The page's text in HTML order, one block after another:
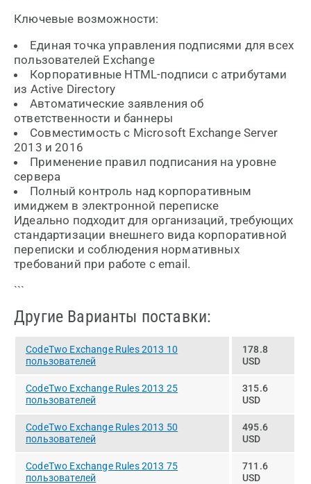
Ключевые возможности:
Единая точка управления подписями для всех
пользователей Exchange
Корпоративные HTML-подписи с атрибутами
из Active Directory
Автоматические заявления об
ответственности и баннеры
Совместимость с Microsoft Exchange Server
2013 и 2016
Применение правил подписания на уровне
сервера
Полный контроль над корпоративным
имиджем в электронной переписке
Идеально подходит для организаций, требующих
стандартизации внешнего вида корпоративной
переписки и соблюдения нормативных
требований при работе с email.
```
Другие Варианты поставки:
CodeTwo Exchange Rules 2013 10
пользователей
178.8
USD
CodeTwo Exchange Rules 2013 25
пользователей
315.6
USD
CodeTwo Exchange Rules 2013 50
пользователей
495.6
USD
CodeTwo Exchange Rules 2013 75
пользователей
711.6
USD